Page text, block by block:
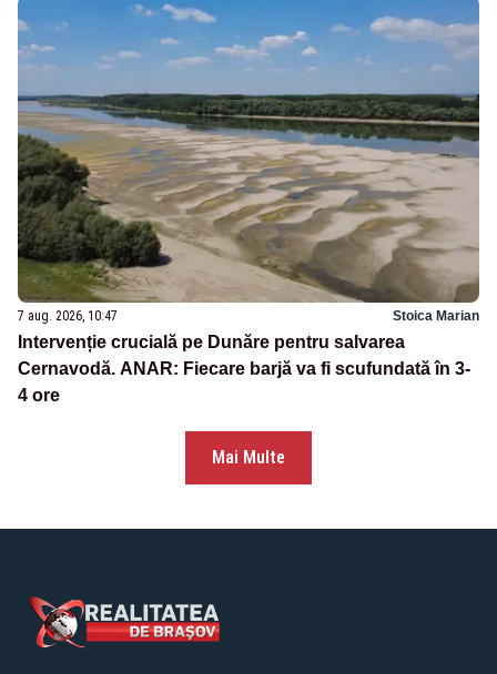
7 aug. 2026, 10:47 Stoica Marian
Intervenție crucială pe Dunăre pentru salvarea
Cernavodă. ANAR: Fiecare barjă va fi scufundată în 3-
4 ore
Mai Multe